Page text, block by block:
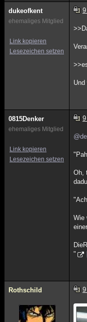
dukeofkent
ehemaliges Mitglied
Link kopieren
Lesezeichen setzen
0815Denker
ehemaliges Mitglied
Link kopieren
Lesezeichen setzen
Oh,
Wie
"
Rothschild